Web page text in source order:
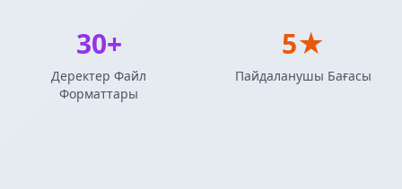
30+
Деректер Файл
Форматтары
5★
Пайдаланушы Бағасы